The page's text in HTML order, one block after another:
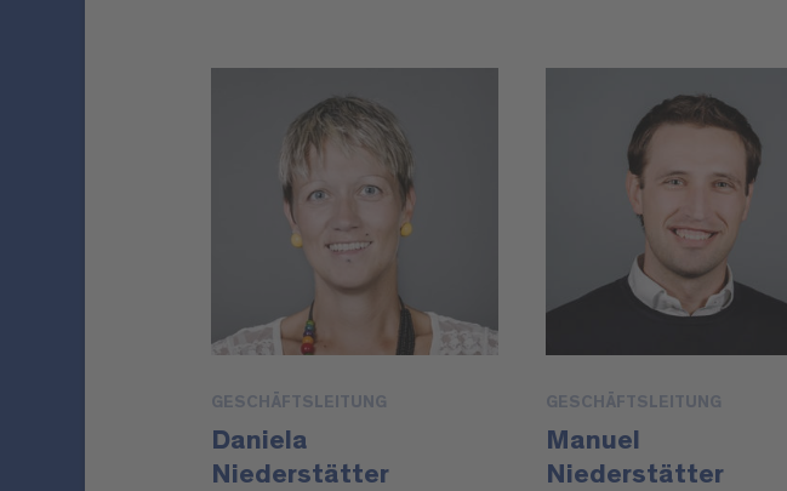
GESCHÄFTSLEITUNG
Daniela
Niederstätter
GESCHÄFTSLEITUNG
Manuel
Niederstätter